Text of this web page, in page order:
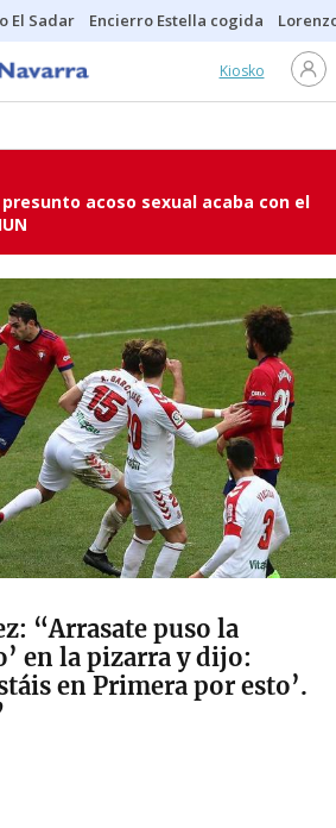
El Sadar Encierro Estella cogida
Kiosko
acoso sexual acaba con el
“Arrasate puso la
en la pizarra y dijo:
en Primera por esto’.